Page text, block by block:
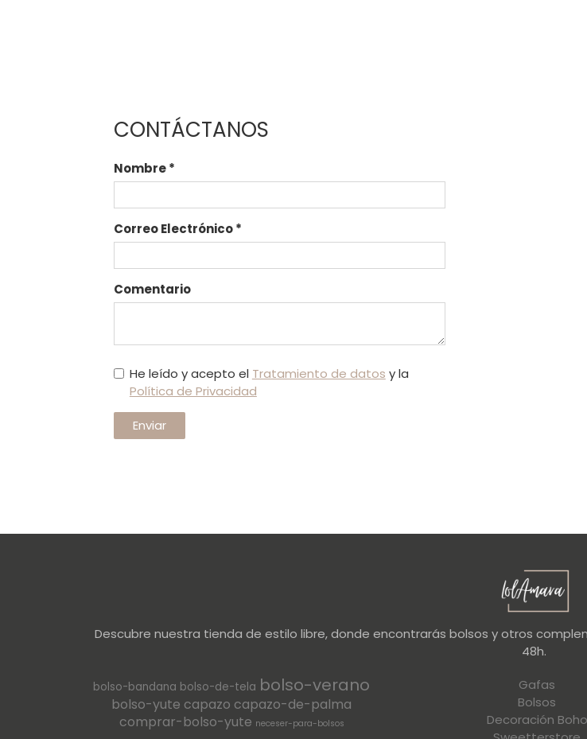
CONTÁCTANOS
Nombre*
Correo Electrónico*
Comentario
He leído y acepto el Tratamiento de datos y la
Política de Privacidad
Descubre nuestra tienda de estilo libre, donde encontrarás bolsos y otros
48h.
bolso-bandana bolso-de-tela bolso-verano
bolso-yute capazo capazo-de-palma
comprar-bolso-yute neceser-para-bolsos
Gafas
Bolsos
Decoración Boho